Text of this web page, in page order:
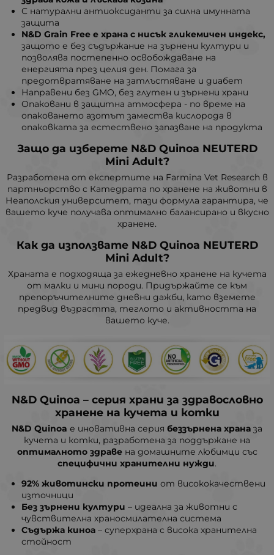
С натурални антиоксиданти за силна имунната
защита
N&D Grain Free е храна с нисък гликемичен индекс,
защото е без съдържание на зърнени култури и
позволява постепенно освобождаване на
енергията през целия ден. Помага за
предотвратяване на затлъстяване и диабет
Направени без GMO, без глутен и зърнени храни
Опаковани в защитна атмосфера - по време на
опаковането азотът замества кислорода в
опаковката за естествено запазване на продукта
Защо да изберете N&D Quinoa NEUTERD
Mini Adult?
Разработена от експертите на Farmina Vet Research в
партньорство с Катедрата по хранене на животни в
Неаполския университет, тази формула гарантира, че
вашето куче получава оптимално балансирано и вкусно
хранене.
Как да използвате N&D Quinoa NEUTERD
Mini Adult?
Храната е подходяща за ежедневно хранене на кучета
от малки и мини породи. Придържайте се към
препоръчителните дневни дажби, като вземете
предвид възрастта, теглото и активността на
вашето куче.
N&D Quinoa – серия храни за здравословно
хранене на кучета и котки
N&D Quinoa е иновативна серия беззърнена храна за
кучета и котки, разработена за поддържане на
оптималното здравена домашните любимци със
специфични хранителни нужди.
92% животински протеини от висококачествени
източници
Без зърнени култури – идеална за животни с
чувствителна храносмилателна система
Съдържа киноа – суперхрана с висока хранителна
стойност